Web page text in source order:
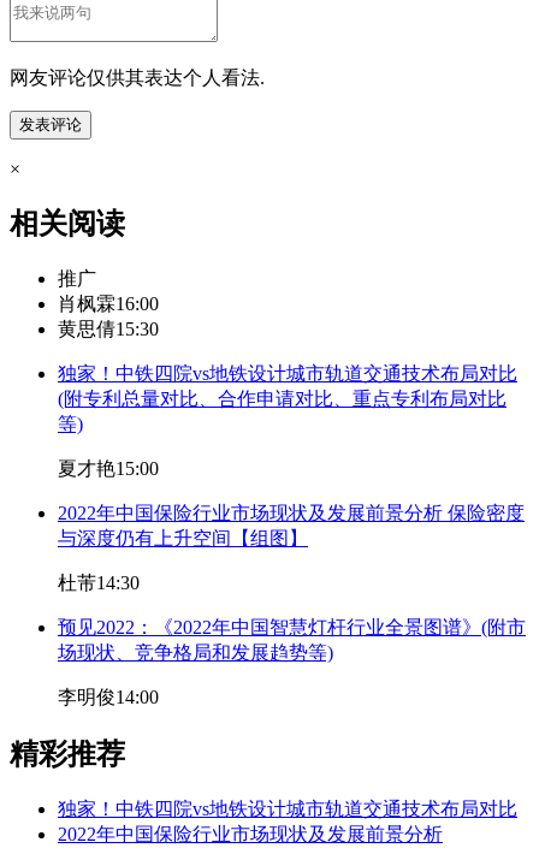
网友评论仅供其表达个人看法.
×
相关阅读
推广
肖枫霖16:00
黄思倩15:30
独家！中铁四院vs地铁设计城市轨道交通技术布局对比
(附专利总量对比、合作申请对比、重点专利布局对比
等)
夏才艳15:00
2022年中国保险行业市场现状及发展前景分析 保险密度
与深度仍有上升空间【组图】
杜芾14:30
预见2022：《2022年中国智慧灯杆行业全景图谱》(附市
场现状、竞争格局和发展趋势等)
李明俊14:00
精彩推荐
独家！中铁四院vs地铁设计城市轨道交通技术布局对比
2022年中国保险行业市场现状及发展前景分析